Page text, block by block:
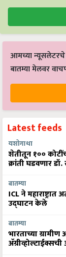
आमच्या न्यूसलेटरचे
बातम्या मेलवर
Latest feeds
यशोगाथा
शेतीतून १००
क्रांती घडवणार डॉ.
बातम्या
ICL ने
उद्घाटन केले
बातम्या
भारताच्या